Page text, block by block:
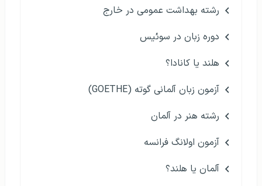
رشته بهداشت عمومی در خارج
دوره زبان در سوئیس
هلند یا کانادا؟
آزمون زبان آلمانی گوته (GOETHE)
رشته هنر در آلمان
آزمون اولانگ فرانسه
آلمان یا هلند؟